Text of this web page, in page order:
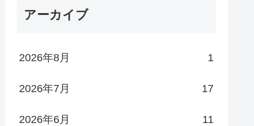
アーカイブ
2026年8月 1
2026年7月 17
2026年6月 11